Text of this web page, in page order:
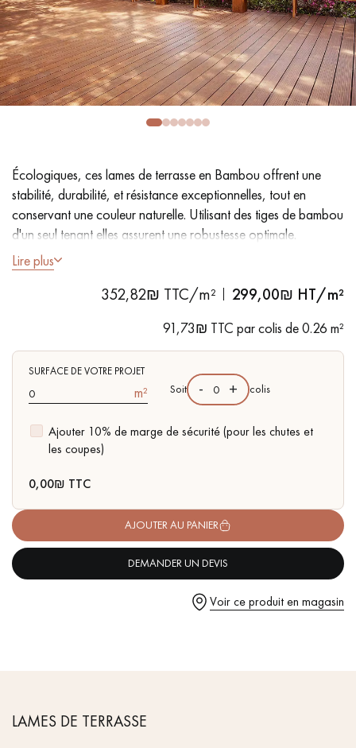
PARQUET VIEILLI PARQUET EN CHÊNE FUMÉ
PARQUET LAMES LARGES XXL PARQUET EN CHÊNE
ACCESSOIRES PARQUET
Nos conseillers sont disponibles au
09-8899140
pas dans le choix et la pose de votre parquet.
Un expert Décoplus Parquets vous appelle
Demandez un rendez-vous personnalisé
Écologiques, ces lames de terrasse en Bambou offrent une
stabilité, durabilité, et résistance exceptionnelles, tout en
conservant une couleur naturelle. Utilisant des tiges de bambou
d'un seul tenant elles assurent une robustesse optimale.
- Lames largeur 14 cm - Longueur 1 850 mm - Épaisseur 18
- Pré-huilé, une couche de saturateur est à prévoir après la
pose
- Choix Select - rendu homogène, grain régulier, peu marqué
- Installation rapide rainure & languette
- Garanti 30 ans
- Certifié FSC
Lire plus
352,82₪ TTC/m² 299,00₪ HT/m²
91,73₪ TTC par colis de 0.26 m²
SURFACE DE VOTRE PROJET
m²
Ajouter 10% de marge de sécurité (pour les chutes et
les coupes)
Soit - + colis
0,00₪ TTC
AJOUTER AU PANIER
DEMANDER UN DEVIS
Voir ce produit en magasin
LAMES DE TERRASSE